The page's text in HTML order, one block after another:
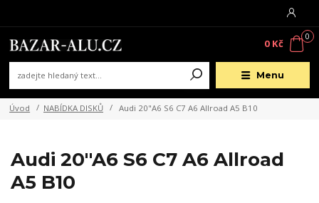
Menu
0
0 Kč
Úvod NABÍDKA DISKŮ Audi 20"A6 S6 C7 A6 Allroad A5 B10
Audi 20"A6 S6 C7 A6 Allroad
A5 B10